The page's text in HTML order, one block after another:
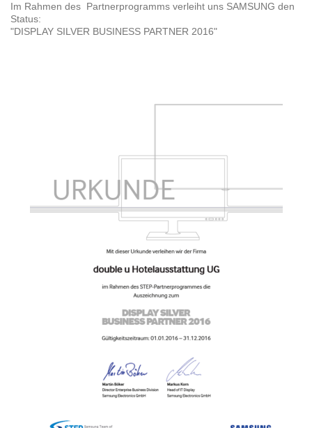
Im Rahmen des Partnerprogramms verleiht uns SAMSUNG den
Status:
"DISPLAY SILVER BUSINESS PARTNER 2016"